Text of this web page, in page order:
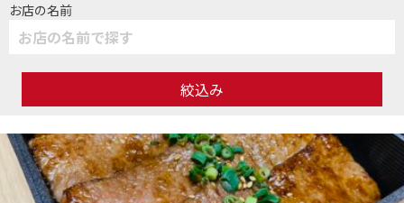
お店の名前
絞込み